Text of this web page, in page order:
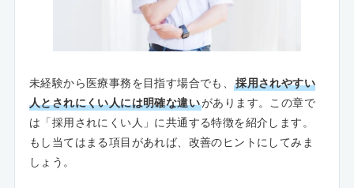
未経験から医療事務を目指す場合でも、採用されやすい
人とされにくい人には明確な違いがあります。この章で
は「採用されにくい人」に共通する特徴を紹介します。
もし当てはまる項目があれば、改善のヒントにしてみま
しょう。